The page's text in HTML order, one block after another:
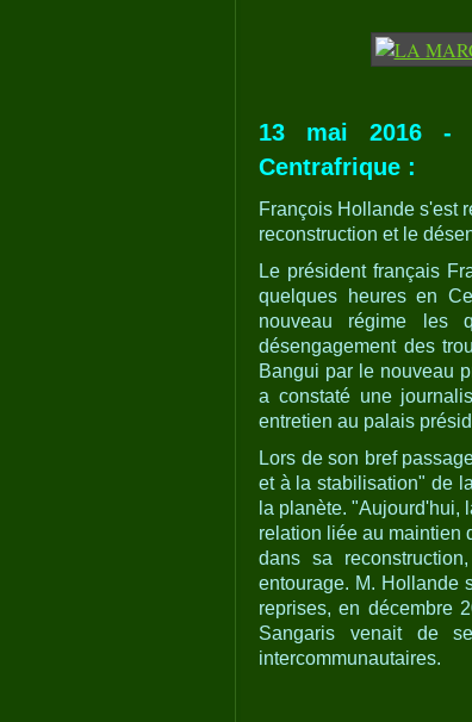
13 mai 2016 -
Centrafrique :
François Hollande s'est
reconstruction et le
Le président français
quelques heures en
nouveau régime les
désengagement des
Bangui par le nouveau
a constaté une
entretien au palais
Lors de son bref
et à la stabilisation" de
la planète. "Aujourd'hui,
relation liée au maintien
dans sa
entourage. M. Hollande
reprises, en décembre
Sangaris venait de
intercommunautaires.